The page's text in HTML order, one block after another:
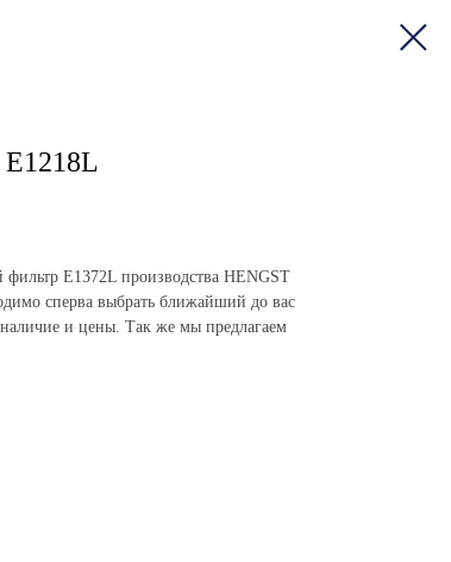
E1372L производства HENGST
сперва выбрать ближайший до вас
наличие и цены. Так же мы предлагаем